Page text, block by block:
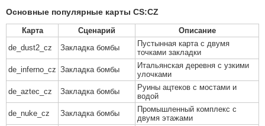
Основные популярные карты CS:CZ
Карта Сценарий
Описание
de_dust2_cz
Закладка бомбы
Пустынная карта с двумя
точками закладки
de_inferno_cz Закладка бомбы
Итальянская деревня с узкими
улочками
de_aztec_cz
Закладка бомбы
Руины ацтеков с мостами и
водой
de_nuke_cz
Закладка бомбы
Промышленный комплекс с
двумя этажами